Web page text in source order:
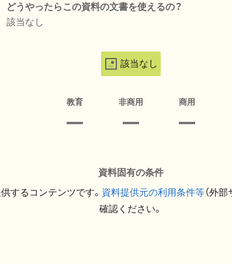
どうやったらこの資料の文書を使えるの？
該当なし
該当なし
教育 非商用 商用
資料固有の条件
するコンテンツです。 資料提供元の利用条件等（外
確認ください。